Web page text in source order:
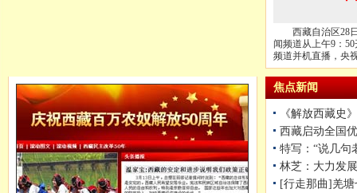
西藏自治区28日
闻频道从上午9：
频道并机直播，央
焦点新闻
《解放西藏史
西藏启动全国
特写：“说几句
林芝：大力发
[行走那曲]羌